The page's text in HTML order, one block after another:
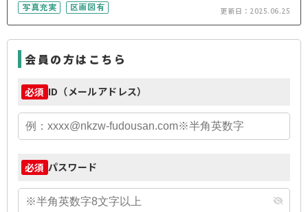
写真充実
区画図有 更新日： 2025.06.25
会員の方はこちら
必須 ID（メールアドレス）
必須 パスワード